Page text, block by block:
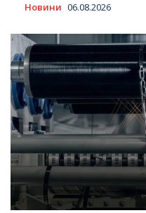
Новини 06.08.2026